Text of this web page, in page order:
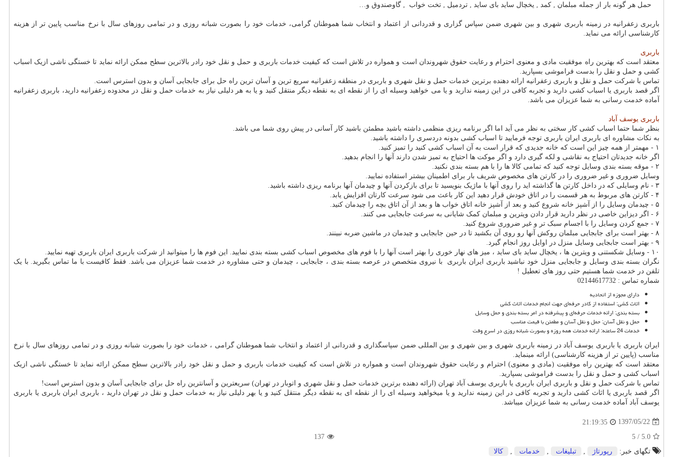
حمل هر گونه بار از جمله مبلمان , کمد , یخچال ساید بای ساید , تردمیل , تخت خواب , گاوصندوق و
باربری زعفرانیه در زمینه باربری شهری و بین شهری ضمن سپاس گزاری و قدردانی از اعتماد و انتخاب شما هموطنان گرامی، خدمات خود را بصورت شبانه روزی و در تمامی روزهای سال با نرخ مناسب پایین تر از هزینه
کارشناسی ارائه می نماید.
باربری
معتقد است که بهترین راه موفقیت مادی و معنوی احترام و رعایت حقوق شهروندان است و همواره در تلاش است که کیفیت خدمات باربری و حمل و نقل خود رادر بالاترین سطح ممکن ارائه نماید تا خستگی ناشی ازیک اسباب
کشی و حمل و نقل را بدست فراموشی بسپارید.
تماس با شرکت حمل و نقل و باربری زعفرانیه ارائه دهنده برترین خدمات حمل و نقل شهری و باربری در منطقه زعفرانیه سریع ترین و آسان ترین راه حل برای جابجایی آسان و بدون استرس است.
اگر قصد باربری یا اسباب کشی دارید و تجربه کافی در این زمینه ندارید و یا می خواهید وسیله ای را از نقطه ای به نقطه دیگر منتقل کنید و یا به هر دلیلی نیاز به خدمات حمل و نقل در محدوده زعفرانیه دارید، باربری زعفرانیه
آماده خدمت رسانی به شما عزیزان می باشد.
باربری یوسف آباد
بنظر شما حتما اسباب کشی کار سختی به نظر می آید اما اگر برنامه ریزی منظمی داشته باشید مطمئن باشید کار آسانی در پیش روی شما می باشد.
به نکات مشاوره ای باربری ایران باربری توجه فرمایید تا اسباب کشی بدونه دردسری را داشته باشید.
۱ - مهمتر از همه چیز این است که خانه جدیدی که قرار است به آن اسباب کشی کنید را تمیز کنید.
اگر خانه جدیدتان احتیاج به نقاشی و لکه گیری دارد و اگر موکت ها احتیاج به تمیز شدن دارند آنها را انجام بدهید.
۲ - موقه بسته بندی وسایل توجه کنید که تمامی کالا ها را با هم بسته بندی نکنید.
وسایل ضروری و غیر ضروری را در کارتن های مخصوص شریف بار برای اطمینان بیشتر استفاده نمایید.
۳ - نام وسایلی که در داخل کارتن ها گذاشته اید را روی آنها با ماژیک بنویسید تا برای بازکردن آنها و چیدمان آنها برنامه ریزی داشته باشید.
۴ - کارتن های مربوط به هر قسمت را در اتاق خودش قرار دهید این کار باعث می شود سرعت کارتان افزایش یابد.
۵ - چیدمان وسایل را از آشپز خانه شروع کنید و بعد از آشپز خانه اتاق خواب ها و بعد از آن اتاق بچه را چیدمان کنید.
۶ - اگر دیزاین خاصی در نظر دارید قرار دادن ویترین و مبلمان کمک شایانی به سرعت جابجایی می کنند.
۷ - جمع کردن وسایل را با اجسام سبک تر و غیر ضروری شروع کنید.
۸ - بهتر است برای جابجایی مبلمان روکش آنها رو روی آن بکشید تا در حین جابجایی و چیدمان در ماشین ضربه نبینند.
۹ - بهتر است جابجایی وسایل منزل در اوایل روز انجام گیرد.
۱۰ - وسایل شکستنی و ویترین ها ، یخچال ساید بای ساید ، میز های نهار خوری را بهتر است آنها را با فوم های مخصوص اسباب کشی بسته بندی نمایید. این فوم ها را میتوانید از شرکت باربری ایران باربری تهیه نمایید.
نگران بسته بندی وسایل و جابجایی منزل خود نباشید باربری ایران باربری با نیروی متخصص در عرصه بسته بندی ، جابجایی ، چیدمان و حتی مشاوره در خدمت شما عزیزان می باشد. فقط کافیست با ما تماس بگیرید. با یک
تلفن در خدمت شما هستیم حتی روز های تعطیل !
شماره تماس : 02144617732
دارای مجوزه از اتحادیه
اثاث کشی: استفاده از کادر حرفه‌ای جهت انجام خدمات اثاث کشی
بسته بندی: ارائه‌ خدمات حرفه‌ای و پیشرفته در امر بسته ‌بندی و حمل وسایل
حمل و نقل آسان: حمل و نقل آسان و مطمئن با قیمت مناسب
خدمات 24 ساعته: ارائه‌ خدمات همه روزه و بصورت شبانه‌ روزی در اسرع وقت
ایران باربری یا باربری یوسف آباد در زمینه باربری شهری و بین شهری و بین المللی ضمن سپاسگذاری و قدردانی از اعتماد و انتخاب شما هموطنان گرامی ، خدمات خود را بصورت شبانه روزی و در تمامی روزهای سال با نرخ
مناسب (پایین تر از هزینه کارشناسی) ارائه مینماید.
معتقد است که بهترین راه موفقیت (مادی و معنوی) احترام و رعایت حقوق شهروندان است و همواره در تلاش است که کیفیت خدمات باربری و حمل و نقل خود رادر بالاترین سطح ممکن ارائه نماید تا خستگی ناشی ازیک
اسباب کشی و حمل و نقل را بدست فراموشی بسپارید.
تماس با شرکت حمل و نقل و باربری ایران باربری یا باربری یوسف آباد تهران (ارائه دهنده برترین خدمات حمل و نقل شهری و اتوبار در تهران) سریعترین و آسانترین راه حل برای جابجایی آسان و بدون استرس است !
اگر قصد باربری یا اثاث کشی دارید و تجربه کافی در این زمینه ندارید و یا میخواهید وسیله ای را از نقطه ای به نقطه دیگر منتقل کنید و یا بهر دلیلی نیاز به خدمات حمل و نقل در تهران دارید ، باربری ایران باربری یا باربری
یوسف آباد آماده خدمت رسانی به شما عزیزان میباشد.
1397/05/22
21:19:35
5.0
/ 5
137
تگهای خبر:
رپورتاژ تبلیغات خدمات كالا